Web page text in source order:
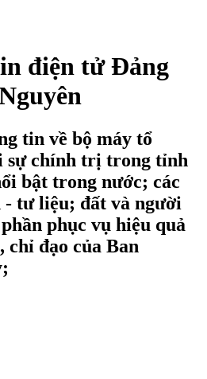
điện tử Đảng
tin về bộ máy tổ
sự chính trị trong tỉnh
bật trong nước; các
- tư liệu; đất và người
phục vụ hiệu quả
chỉ đạo của Ban